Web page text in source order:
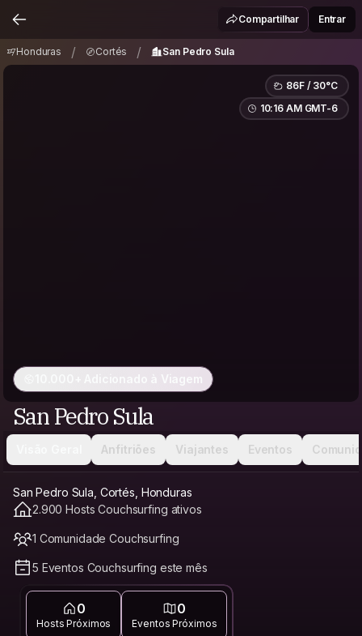
San Pedro Sula
Compartilhar Entrar
Honduras / Cortés / San Pedro Sula
86F / 30°C
10:16 AM GMT-6
10.000+ Adicionado à Viagem
San Pedro Sula
Anfitriões Viajantes Eventos
San Pedro Sula, Cortés, Honduras
2.900 Hosts Couchsurfing ativos
1 Comunidade Couchsurfing
5 Eventos Couchsurfing este mês
0
Hosts Próximos
0
Eventos Próximos